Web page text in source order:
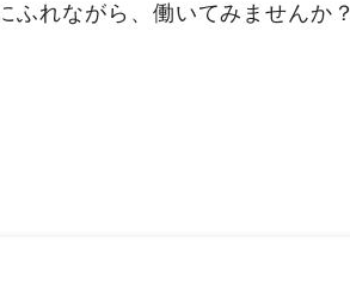
ふれながら、働いてみませんか？